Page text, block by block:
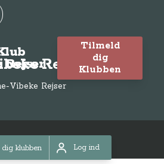
klubben Log ind
Log ind
Rejser
Tilmeld
dig
Klubben
Vibeke Rejser 2026